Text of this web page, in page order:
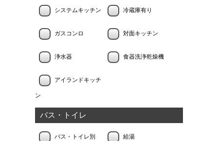
システムキッチン 冷蔵庫有り
ガスコンロ 対面キッチン
浄水器 食器洗浄乾燥機
アイランドキッチ
ン
バス・トイレ
バス・トイレ別 給湯